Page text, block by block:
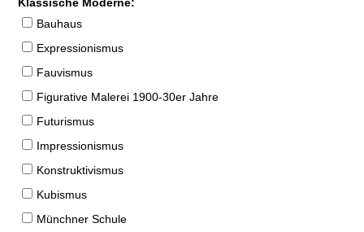
Klassische Moderne:
Bauhaus
Expressionismus
Fauvismus
Figurative Malerei 1900-30er Jahre
Futurismus
Impressionismus
Konstruktivismus
Kubismus
Münchner Schule